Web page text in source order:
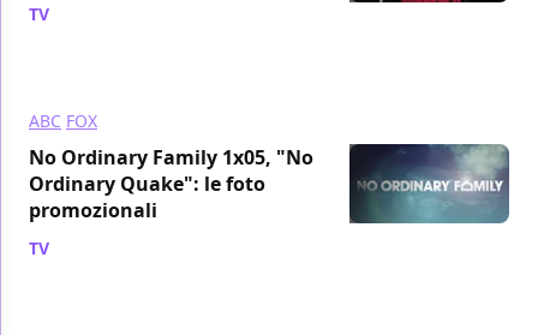
TV
ABC FOX
No Ordinary Family 1x05, "No
Ordinary Quake": le foto
promozionali
TV